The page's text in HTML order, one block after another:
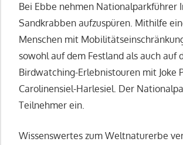
Bei Ebbe nehmen
Sandkrabben aufzuspüren. Mithilfe
Menschen mit
sowohl auf dem Festland als auch auf
Birdwatching-Erlebnistouren mit
Carolinensiel-Harlesiel. Der
Teilnehmer ein.
Wissenswertes zum Weltnaturerbe